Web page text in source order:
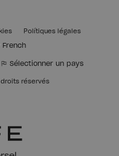
droits réservés
Polítiques légales
French
Sélectionner un pays